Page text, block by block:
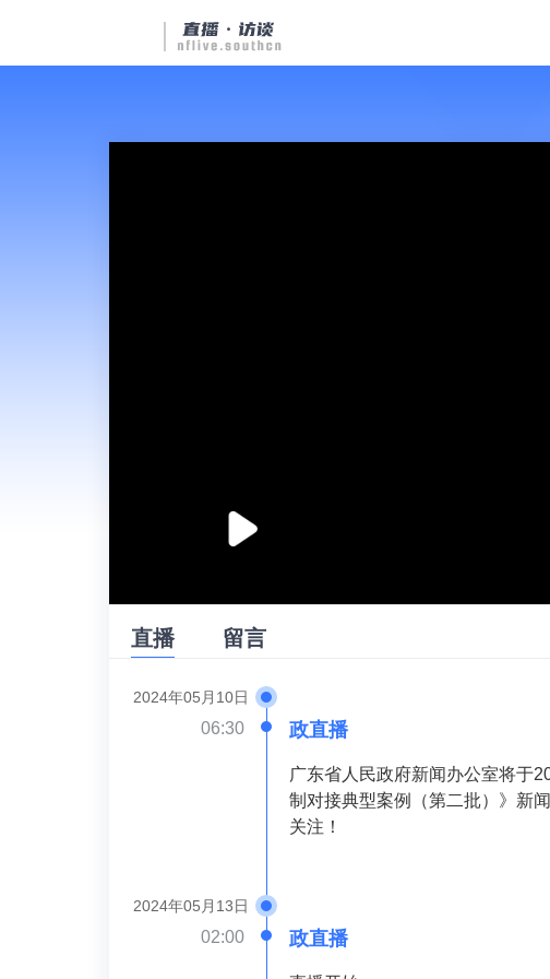
播
直播 留言
2024年05月10日
06:30 政直播
广东省人民政府新闻办公室将于
制对接典型案例（第二批）》新
关注！
2024年05月13日
02:00 政直播